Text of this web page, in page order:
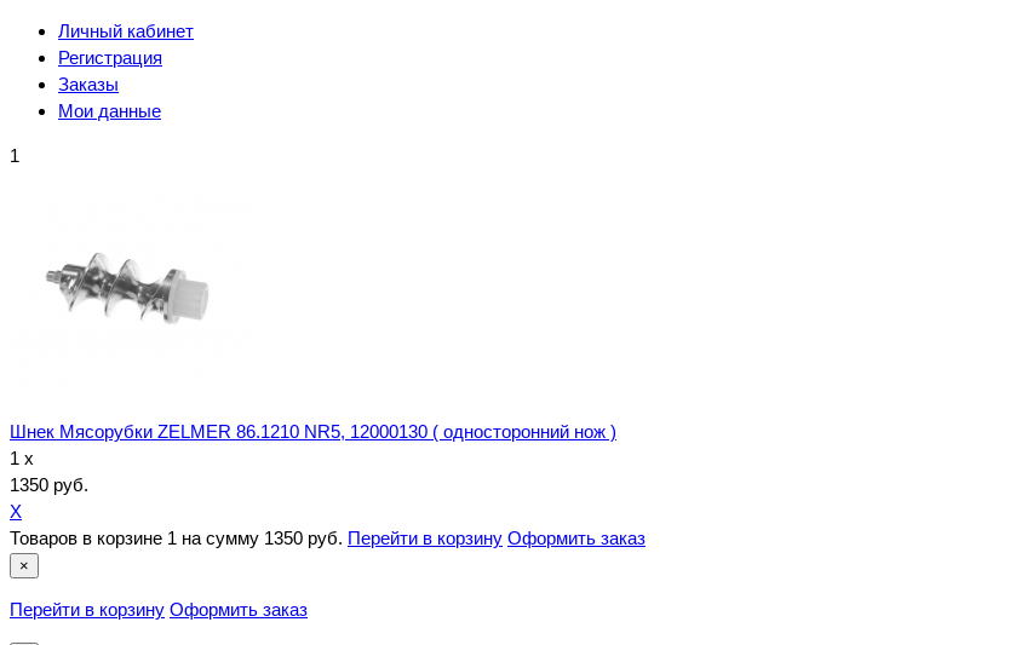
Личный кабинет
Регистрация
Заказы
Мои данные
1
Шнек Мясорубки ZELMER 86.1210 NR5, 12000130 ( односторонний нож )
1 x
1350 руб.
X
Товаров в корзине 1 на сумму 1350 руб. Перейти в корзину Оформить заказ
×
Перейти в корзину Оформить заказ